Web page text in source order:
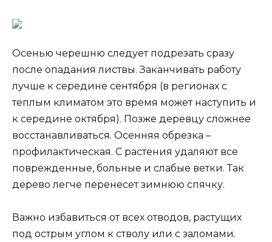
Осенью черешню следует подрезать сразу
после опадания листвы. Заканчивать работу
лучше к середине сентября (в регионах с
теплым климатом это время может наступить и
к середине октября). Позже деревцу сложнее
восстанавливаться. Осенняя обрезка –
профилактическая. С растения удаляют все
поврежденные, больные и слабые ветки. Так
дерево легче перенесет зимнюю спячку.
Важно избавиться от всех отводов, растущих
под острым углом к стволу или с заломами.